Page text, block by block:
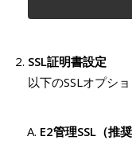
SSL証明書設定
以下のSSLオプシ
E2管理SSL（推奨